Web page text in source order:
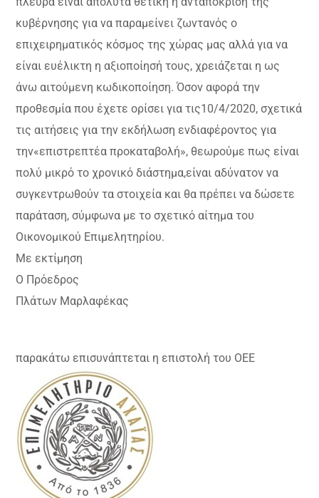
κυβέρνησης για να παραμείνει ζωντανός ο
επιχειρηματικός κόσμος της χώρας μας αλλά για να
είναι ευέλικτη η αξιοποίησή τους, χρειάζεται η ως
άνω αιτούμενη κωδικοποίηση. Όσον αφορά την
προθεσμία που έχετε ορίσει για τις10/4/2020, σχετικά
τις αιτήσεις για την εκδήλωση ενδιαφέροντος για
την«επιστρεπτέα προκαταβολή», θεωρούμε πως είναι
πολύ μικρό το χρονικό διάστημα,είναι αδύνατον να
συγκεντρωθούν τα στοιχεία και θα πρέπει να δώσετε
παράταση, σύμφωνα με το σχετικό αίτημα του
Οικονομικού Επιμελητηρίου.
Με εκτίμηση
Ο Πρόεδρος
Πλάτων Μαρλαφέκας
παρακάτω επισυνάπτεται η επιστολή του ΟΕΕ